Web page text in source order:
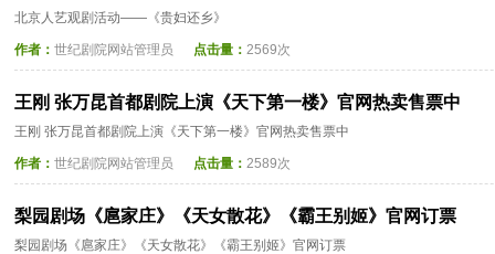
北京人艺观剧活动——《贵妇还乡》
作者： 世纪剧院网站管理员 点击量： 2569次
王刚 张万昆首都剧院上演《天下第一楼》官网热卖售票中
王刚 张万昆首都剧院上演《天下第一楼》官网热卖售票中
作者： 世纪剧院网站管理员 点击量： 2589次
梨园剧场《扈家庄》《天女散花》《霸王别姬》官网订票
梨园剧场《扈家庄》《天女散花》《霸王别姬》官网订票